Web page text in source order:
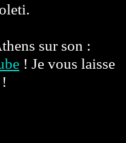
sur son :
! Je vous laisse